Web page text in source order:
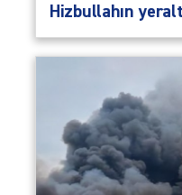
Hizbullahın